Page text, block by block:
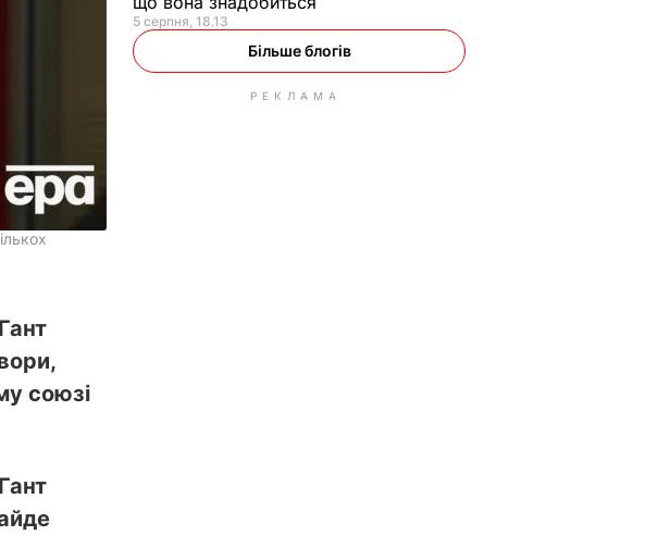
союзі
5 серпня, 18.13
Більше блогів
РЕКЛАМА